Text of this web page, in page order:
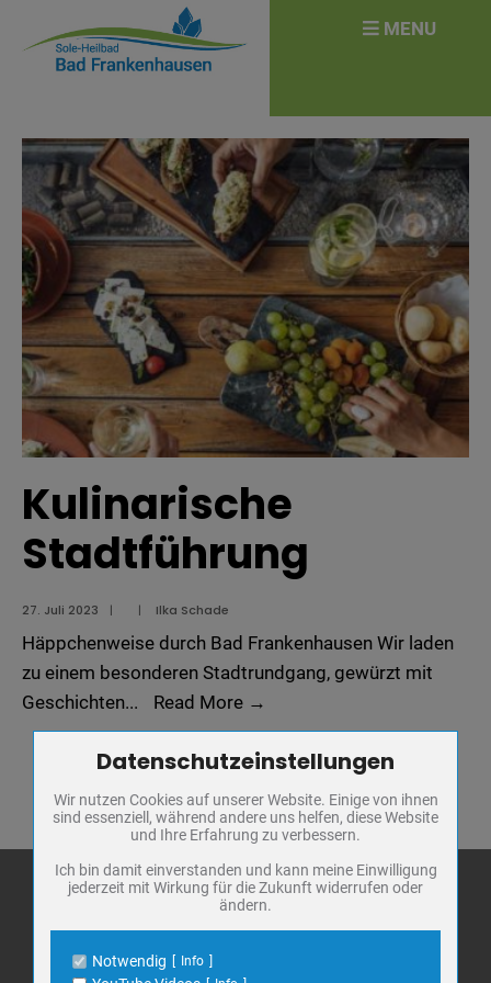
Kulinarische
Stadtführung
27. Juli 2023 | | Ilka Schade
Häppchenweise durch Bad Frankenhausen Wir laden
zu einem besonderen Stadtrundgang, gewürzt mit
Geschichten... Read More →
Stadtführung
Frankenhausen
for:
Zum Betrieb der Seite notwendige Cookies / Drittanbieter:
Name
PHP Session Cookie
Anbieter
Eigentümer dieser Website
Schutz
Cookie Name
PHPSESSID, fe_typo_user
Name
Cookiespeicherung Entscheidungscookie
Datenschutzeinstellungen
Wir nutzen Cookies auf unserer Website. Einige von ihnen
sind essenziell, während andere uns helfen, diese Website
und Ihre Erfahrung zu verbessern.
Ich bin damit einverstanden und kann meine Einwilligung
jederzeit mit Wirkung für die Zukunft widerrufen oder
ändern.
Notwendig Info